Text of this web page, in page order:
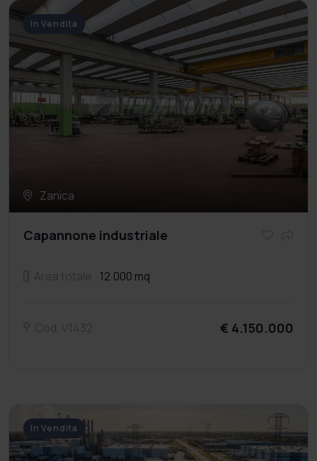
Zanica
In Vendita
Capannone industriale
12.000 mq
€ 4.150.000
In Vendita